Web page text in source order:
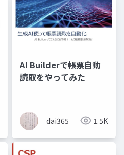
AI Builderで帳票自動
読取をやってみた
dai365 1.5K